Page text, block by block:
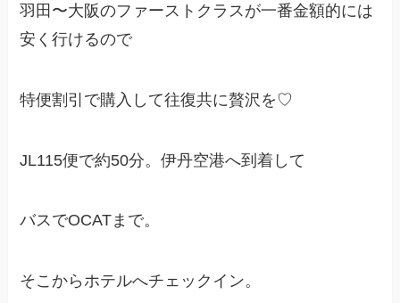
羽田〜大阪のファーストクラスが一番金額的には
安く行けるので
特便割引で購入して往復共に贅沢を♡
JL115便で約50分。伊丹空港へ到着して
バスでOCATまで。
そこからホテルへチェックイン。